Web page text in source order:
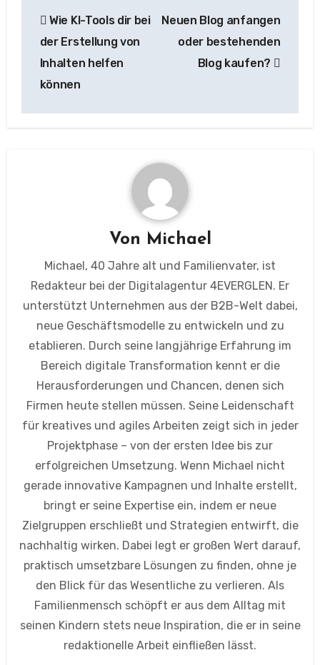
Wie KI-Tools dir bei
der Erstellung von
Inhalten helfen
können
Neuen Blog anfangen
oder bestehenden
Blog kaufen?
Von Michael
Michael, 40 Jahre alt und Familienvater, ist
Redakteur bei der Digitalagentur 4EVERGLEN. Er
unterstützt Unternehmen aus der B2B-Welt dabei,
neue Geschäftsmodelle zu entwickeln und zu
etablieren. Durch seine langjährige Erfahrung im
Bereich digitale Transformation kennt er die
Herausforderungen und Chancen, denen sich
Firmen heute stellen müssen. Seine Leidenschaft
für kreatives und agiles Arbeiten zeigt sich in jeder
Projektphase – von der ersten Idee bis zur
erfolgreichen Umsetzung. Wenn Michael nicht
gerade innovative Kampagnen und Inhalte erstellt,
bringt er seine Expertise ein, indem er neue
Zielgruppen erschließt und Strategien entwirft, die
nachhaltig wirken. Dabei legt er großen Wert darauf,
praktisch umsetzbare Lösungen zu finden, ohne je
den Blick für das Wesentliche zu verlieren. Als
Familienmensch schöpft er aus dem Alltag mit
seinen Kindern stets neue Inspiration, die er in seine
redaktionelle Arbeit einfließen lässt.